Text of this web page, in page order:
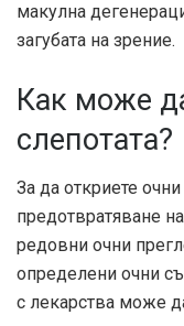
макулна
загубата на зрение.
Как може
слепотата?
За да откриете
предотвратяване
редовни очни
определени очни
с лекарства може